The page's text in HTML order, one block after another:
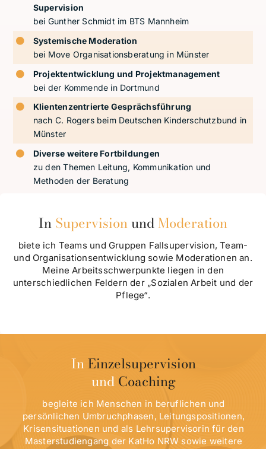
Supervision
bei Gunther Schmidt im BTS Mannheim
Systemische Moderation
bei Move Organisationsberatung in Münster
Projektentwicklung und Projektmanagement
bei der Kommende in Dortmund
Klientenzentrierte Gesprächsführung
nach C. Rogers beim Deutschen Kinderschutzbund in
Münster
Diverse weitere Fortbildungen
zu den Themen Leitung, Kommunikation und
Methoden der Beratung
In Supervision undModeration
biete ich Teams und Gruppen Fallsupervision, Team-
und Organisationsentwicklung sowie Moderationen an.
Meine Arbeitsschwerpunkte liegen in den
unterschiedlichen Feldern der „Sozialen Arbeit und der
Pflege“.
InEinzelsupervision
und Coaching
begleite ich Menschen in beruflichen und
persönlichen Umbruchphasen, Leitungspositionen,
Krisensituationen und als Lehrsupervisorin für den
Masterstudiengang der KatHo NRW sowie weitere